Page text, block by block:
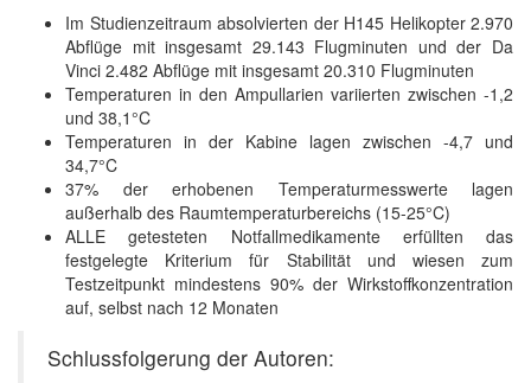
Im Studienzeitraum absolvierten der H145 Helikopter 2.970
Abflüge mit insgesamt 29.143 Flugminuten und der Da
Vinci 2.482 Abflüge mit insgesamt 20.310 Flugminuten
Temperaturen in den Ampullarien variierten zwischen -1,2
und 38,1°C
Temperaturen in der Kabine lagen zwischen -4,7 und
34,7°C
37% der erhobenen Temperaturmesswerte lagen
außerhalb des Raumtemperaturbereichs (15-25°C)
ALLE getesteten Notfallmedikamente erfüllten das
festgelegte Kriterium für Stabilität und wiesen zum
Testzeitpunkt mindestens 90% der Wirkstoffkonzentration
auf, selbst nach 12 Monaten
Schlussfolgerung der Autoren: